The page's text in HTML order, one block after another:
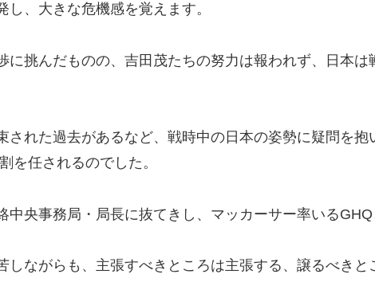
、大きな危機感を覚えます。
に挑んだものの、吉田茂たちの努力は報われず、日本
れた過去があるなど、戦時中の日本の姿勢に疑問を
を任されるのでした。
央事務局・局長に抜てきし、マッカーサー率いる
しながらも、主張すべきところは主張する、譲るべき